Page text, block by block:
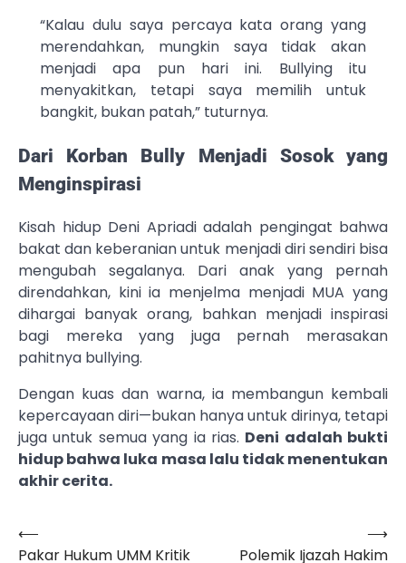
“Kalau dulu saya percaya kata orang yang
merendahkan, mungkin saya tidak akan
menjadi apa pun hari ini. Bullying itu
menyakitkan, tetapi saya memilih untuk
bangkit, bukan patah,” tuturnya.
Dari Korban Bully Menjadi Sosok yang
Menginspirasi
Kisah hidup Deni Apriadi adalah pengingat bahwa
bakat dan keberanian untuk menjadi diri sendiri bisa
mengubah segalanya. Dari anak yang pernah
direndahkan, kini ia menjelma menjadi MUA yang
dihargai banyak orang, bahkan menjadi inspirasi
bagi mereka yang juga pernah merasakan
pahitnya bullying.
Dengan kuas dan warna, ia membangun kembali
kepercayaan diri—bukan hanya untuk dirinya, tetapi
juga untuk semua yang ia rias. Deni adalah bukti
hidup bahwa luka masa lalu tidak menentukan
akhir cerita.
Navigasi
⟵
Pakar Hukum UMM Kritik
Polemik Ijazah Hakim
⟶